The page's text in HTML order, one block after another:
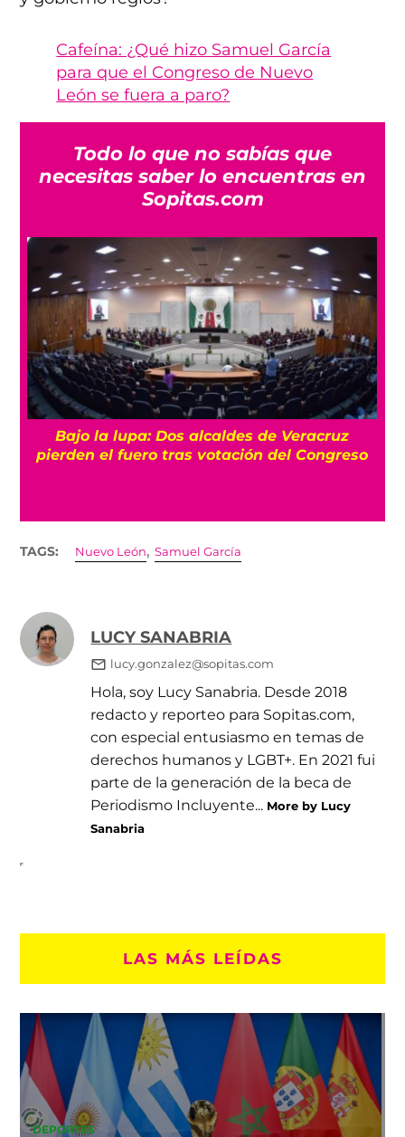
Cafeína: ¿Qué hizo Samuel García
para que el Congreso de Nuevo
León se fuera a paro?
Todo lo que no sabías que
necesitas saber lo encuentras en
Sopitas.com
Bajo la lupa: Dos alcaldes de Veracruz
pierden el fuero tras votación del Congreso
TAGS: Nuevo León,Samuel García
LUCY SANABRIA
lucy.gonzalez@sopitas.com
Hola, soy Lucy Sanabria. Desde 2018
redacto y reporteo para Sopitas.com,
con especial entusiasmo en temas de
derechos humanos y LGBT+. En 2021 fui
parte de la generación de la beca de
Periodismo Incluyente... More by Lucy
Sanabria
LAS MÁS LEÍDAS
DEPORTES